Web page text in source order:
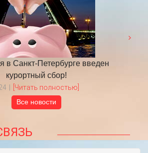
в Санкт-Петербурге введен
курортный сбор!
[Читать полностью]
Все новости